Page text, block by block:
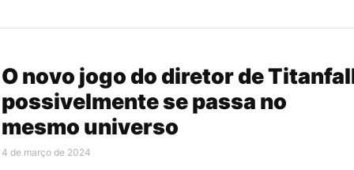
O novo jogo do diretor de
possivelmente se passa no
mesmo universo
4 de março de 2024